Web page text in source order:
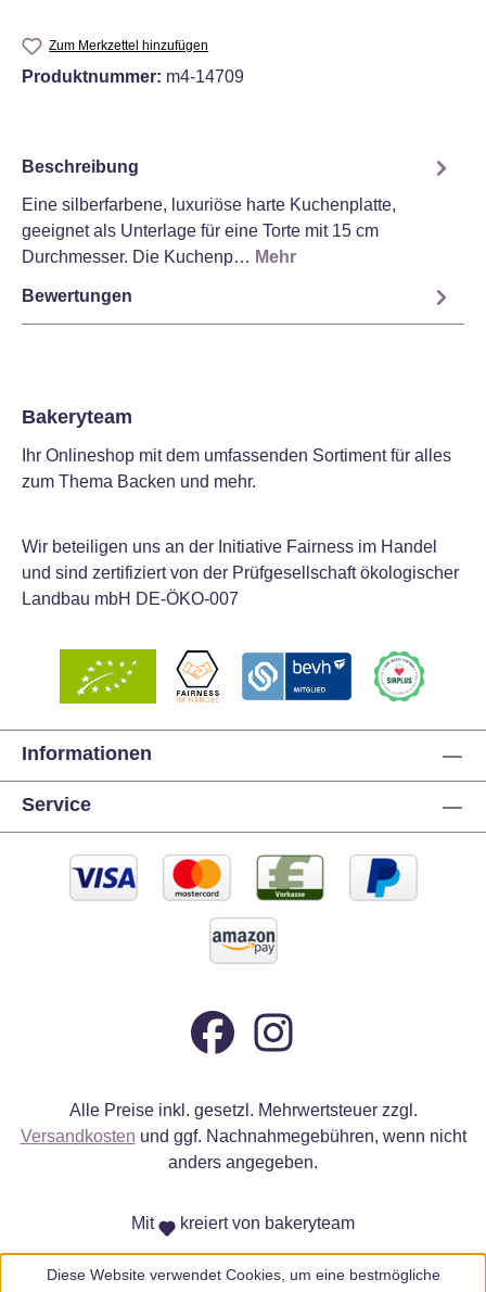
Zum Merkzettel hinzufügen
Produktnummer: m4-14709
Beschreibung
Eine silberfarbene, luxuriöse harte Kuchenplatte,
geeignet als Unterlage für eine Torte mit 15 cm
Durchmesser. Die Kuchenp… Mehr
Bewertungen
Bakeryteam
Ihr Onlineshop mit dem umfassenden Sortiment für alles
zum Thema Backen und mehr.
Wir beteiligen uns an der Initiative Fairness im Handel
und sind zertifiziert von der Prüfgesellschaft ökologischer
Landbau mbH DE-ÖKO-007
Informationen
Service
Alle Preise inkl. gesetzl. Mehrwertsteuer zzgl.
Versandkosten und ggf. Nachnahmegebühren, wenn nicht
anders angegeben.
Mit kreiert von bakeryteam
Diese Website verwendet Cookies, um eine bestmögliche